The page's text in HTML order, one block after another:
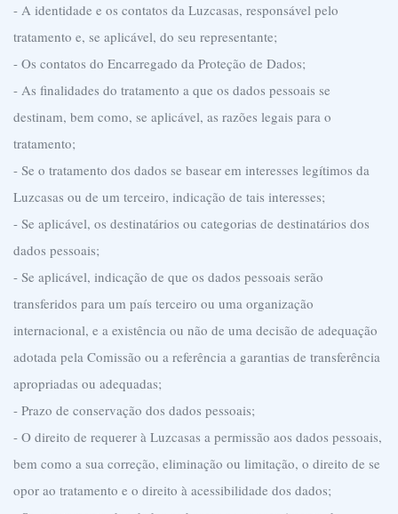
- A identidade e os contatos da Luzcasas, responsável pelo
tratamento e, se aplicável, do seu representante;
- Os contatos do Encarregado da Proteção de Dados;
- As finalidades do tratamento a que os dados pessoais se
destinam, bem como, se aplicável, as razões legais para o
tratamento;
- Se o tratamento dos dados se basear em interesses legítimos da
Luzcasas ou de um terceiro, indicação de tais interesses;
- Se aplicável, os destinatários ou categorias de destinatários dos
dados pessoais;
- Se aplicável, indicação de que os dados pessoais serão
transferidos para um país terceiro ou uma organização
internacional, e a existência ou não de uma decisão de adequação
adotada pela Comissão ou a referência a garantias de transferência
apropriadas ou adequadas;
- Prazo de conservação dos dados pessoais;
- O direito de requerer à Luzcasas a permissão aos dados pessoais,
bem como a sua correção, eliminação ou limitação, o direito de se
opor ao tratamento e o direito à acessibilidade dos dados;